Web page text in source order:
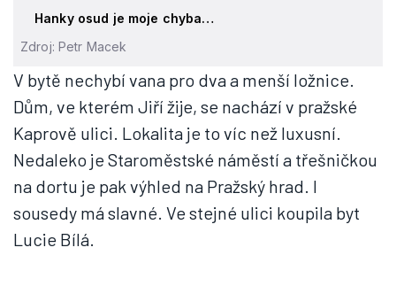
Hanky osud je moje chyba…
Zdroj: Petr Macek
V bytě nechybí vana pro dva a menší ložnice.
Dům, ve kterém Jiří žije, se nachází v pražské
Kaprově ulici. Lokalita je to víc než luxusní.
Nedaleko je Staroměstské náměstí a třešničkou
na dortu je pak výhled na Pražský hrad. I
sousedy má slavné. Ve stejné ulici koupila byt
Lucie Bílá.